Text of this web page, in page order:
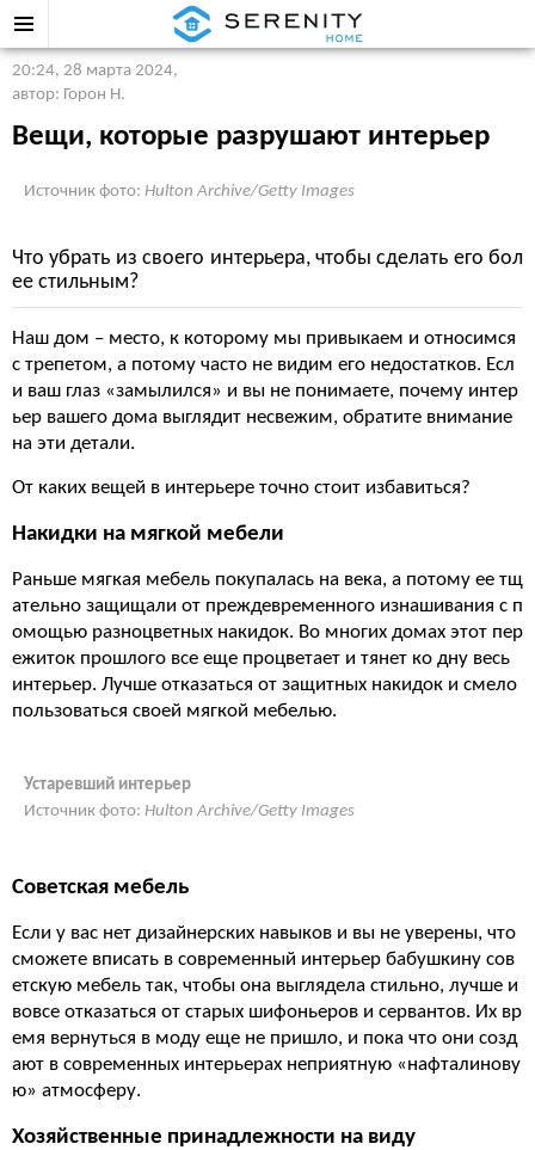
20:24, 28 марта 2024,
автор: Горон Н.
Вещи, которые разрушают интерьер
Источник фото: Hulton Archive/Getty Images
Что убрать из своего интерьера, чтобы сделать его бол
ее стильным?
Наш дом – место, к которому мы привыкаем и относимся
с трепетом, а потому часто не видим его недостатков. Есл
и ваш глаз «замылился» и вы не понимаете, почему интер
ьер вашего дома выглядит несвежим, обратите внимание
на эти детали.
От каких вещей в интерьере точно стоит избавиться?
Накидки на мягкой мебели
Раньше мягкая мебель покупалась на века, а потому ее тщ
ательно защищали от преждевременного изнашивания с п
омощью разноцветных накидок. Во многих домах этот пер
ежиток прошлого все еще процветает и тянет ко дну весь
интерьер. Лучше отказаться от защитных накидок и смело
пользоваться своей мягкой мебелью.
Устаревший интерьер
Источник фото: Hulton Archive/Getty Images
Советская мебель
Если у вас нет дизайнерских навыков и вы не уверены, что
сможете вписать в современный интерьер бабушкину сов
етскую мебель так, чтобы она выглядела стильно, лучше и
вовсе отказаться от старых шифоньеров и сервантов. Их вр
емя вернуться в моду еще не пришло, и пока что они созд
ают в современных интерьерах неприятную «нафталинову
ю» атмосферу.
Хозяйственные принадлежности на виду